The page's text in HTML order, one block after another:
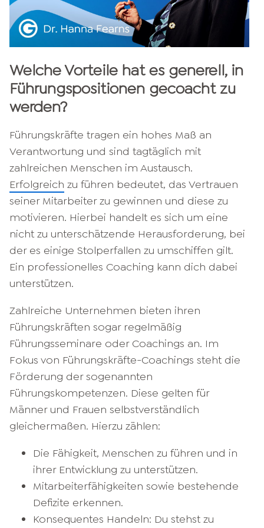
Welche Vorteile hat es generell, in
Führungspositionen gecoacht zu
werden?
Führungskräfte tragen ein hohes Maß an
Verantwortung und sind tagtäglich mit
zahlreichen Menschen im Austausch.
Erfolgreich zu führen bedeutet, das Vertrauen
seiner Mitarbeiter zu gewinnen und diese zu
motivieren. Hierbei handelt es sich um eine
nicht zu unterschätzende Herausforderung, bei
der es einige Stolperfallen zu umschiffen gilt.
Ein professionelles Coaching kann dich dabei
unterstützen.
Zahlreiche Unternehmen bieten ihren
Führungskräften sogar regelmäßig
Führungsseminare oder Coachings an. Im
Fokus von Führungskräfte-Coachings steht die
Förderung der sogenannten
Führungskompetenzen. Diese gelten für
Männer und Frauen selbstverständlich
gleichermaßen. Hierzu zählen:
Die Fähigkeit, Menschen zu führen und in
ihrer Entwicklung zu unterstützen.
Mitarbeiterfähigkeiten sowie bestehende
Defizite erkennen.
Konsequentes Handeln: Du stehst zu